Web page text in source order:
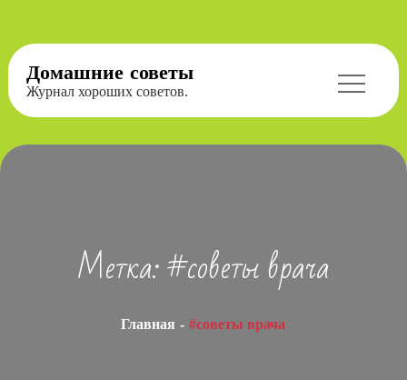
Перейти
содержимому
Домашние советы
Журнал хороших советов.
Метка:#советы врача
Главная #советы врача